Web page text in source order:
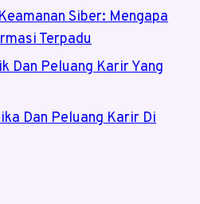
Siber: Mengapa
Terpadu
Dan Peluang Karir Yang
Dan Peluang Karir Di